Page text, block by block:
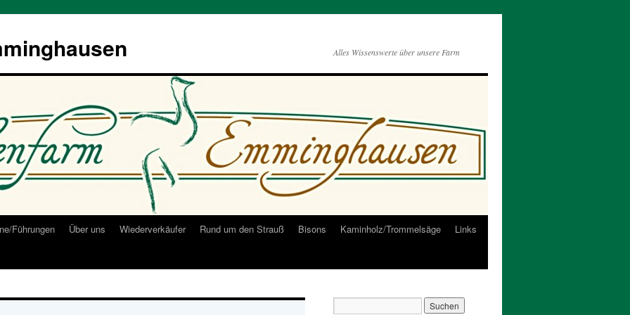
Alles Wissenswerte über unsere Farm
Führungen Über uns Wiederverkäufer Rund um den Strauß Bisons Kaminholz/Trommelsäge
Links